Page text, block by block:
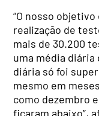
“O nosso
realização de
mais de 30.200
uma média
diária só foi
mesmo em
como dezembro
ficaram abaixo”,